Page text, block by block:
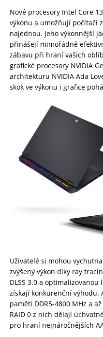
Nové procesory Intel Core
výkonu a umožňují počítači
najednou. Jeho výkonnější
přinášejí mimořádně
zábavu při hraní vašich
grafické procesory NVIDIA
architekturu NVIDIA Ada
skok ve výkonu i grafice
Uživatelé si mohou
zvýšený výkon díky ray
DLSS 3.0 a optimalizovanou
získají konkurenční výhodu.
paměti DDR5-4800 MHz a až
RAID 0 z nich dělají
pro hraní nejnáročnějších